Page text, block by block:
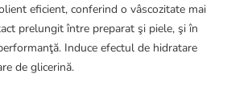
eficient, conferind o vâscozitate mai
prelungit între preparat şi piele, şi în
Induce efectul de hidratare
de glicerină.